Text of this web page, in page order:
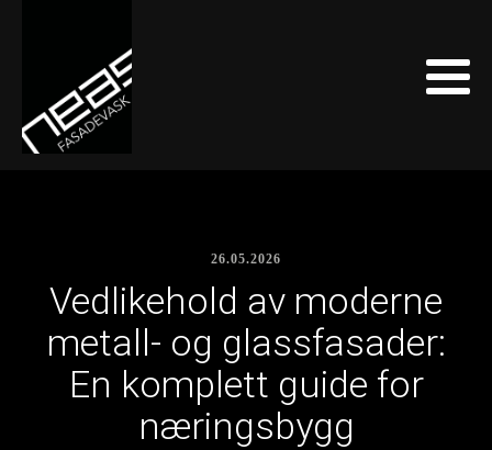
26.05.2026
Vedlikehold av moderne
metall- og glassfasader:
En komplett guide for
næringsbygg